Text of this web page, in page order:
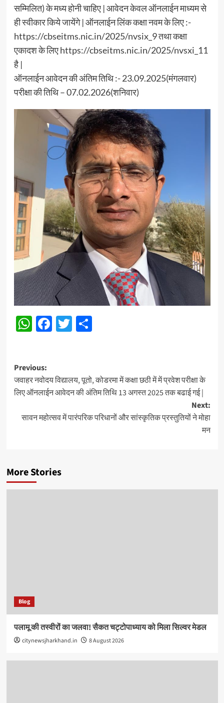
सम्मिलित) के मध्य होनी चाहिए | आवेदन केवल ऑनलाईन माध्यम से
ही स्वीकार किये जायेंगे | ऑनलाईन लिंक कक्षा नवम के लिए :-
https://cbseitms.nic.in/2025/nvsix_9 तथा कक्षा
एकादश के लिए https://cbseitms.nic.in/2025/nvsxi_11
है |
ऑनलाईन आवेदन की अंतिम तिथि :- 23.09.2025(मंगलवार)
परीक्षा की तिथि – 07.02.2026(शनिवार)
WhatsApp
Facebook
Twitter
Share
Post
navigation
Previous:
जवाहर नवोदय विद्यालय, पूतो, कोडरमा में कक्षा छठी में में प्रवेश परीक्षा के
लिए ऑनलाईन आवेदन की अंतिम तिथि 13 अगस्त 2025 तक बढाई गई |
Next:
सावन महोत्सव में पारंपरिक परिधानों और सांस्कृतिक प्रस्तुतियों ने मोहा
मन
More Stories
Blog
पलामू की तस्वीरों का जलवा! सैकत चट्टोपाध्याय को मिला सिल्वर मेडल
citynewsjharkhand.in 8 August 2026